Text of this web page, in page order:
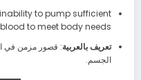
inability to pump sufficient
blood to meet body needs.
تعريف بالعربية: قصور مزمن في
الجسم.